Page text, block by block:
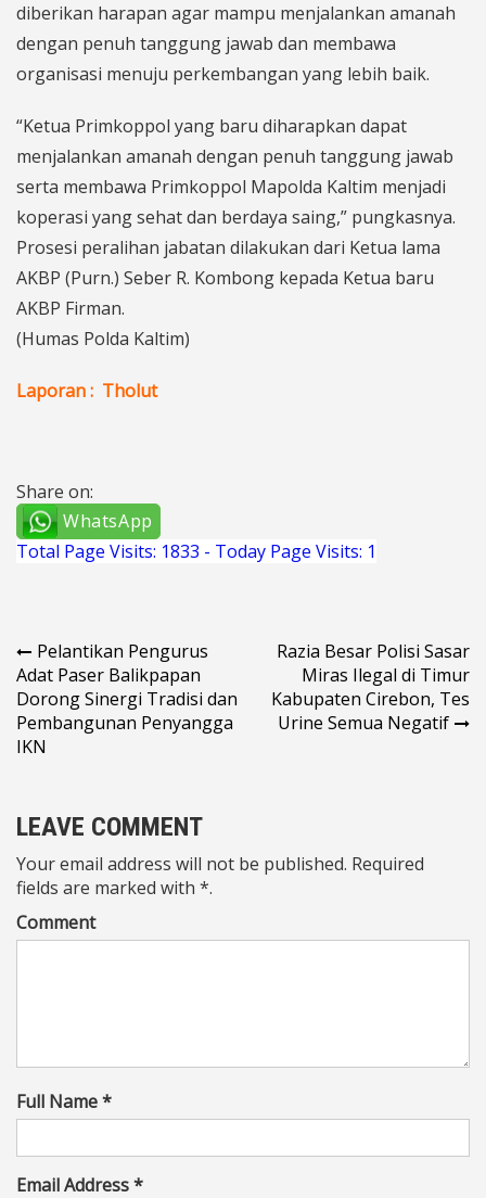
diberikan harapan agar mampu menjalankan amanah
dengan penuh tanggung jawab dan membawa
organisasi menuju perkembangan yang lebih baik.
“Ketua Primkoppol yang baru diharapkan dapat
menjalankan amanah dengan penuh tanggung jawab
serta membawa Primkoppol Mapolda Kaltim menjadi
koperasi yang sehat dan berdaya saing,” pungkasnya.
Prosesi peralihan jabatan dilakukan dari Ketua lama
AKBP (Purn.) Seber R. Kombong kepada Ketua baru
AKBP Firman.
(Humas Polda Kaltim)
Laporan : Tholut
Share on:
WhatsApp
Total Page Visits: 1833 - Today Page Visits: 1
Navigasi
pos
Pelantikan Pengurus
Adat Paser Balikpapan
Dorong Sinergi Tradisi dan
Pembangunan Penyangga
IKN
Razia Besar Polisi Sasar
Miras Ilegal di Timur
Kabupaten Cirebon, Tes
Urine Semua Negatif
LEAVE COMMENT
Your email address will not be published. Required
fields are marked with *.
Comment
Full Name *
Email Address *